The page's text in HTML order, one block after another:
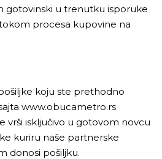
u trenutku isporuke
procesa kupovine na
koju ste prethodno
www.obucametro.rs
vrši isključivo u gotovom novcu
kuriru naše partnerske
donosi pošiljku.